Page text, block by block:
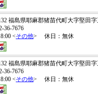
福島県耶麻郡猪苗代町大字堅田
36-7676
<その他> 休日：無休
福島県耶麻郡猪苗代町大字堅田
36-7676
<その他> 休日：無休